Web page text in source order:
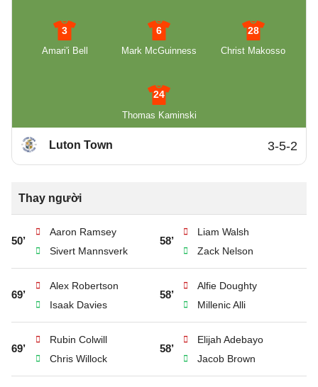
3
Amari'i Bell
6
Mark McGuinness
28
Christ Makosso
24
Thomas Kaminski
Luton Town 3-5-2
Thay người
50’
Aaron Ramsey
Sivert Mannsverk
58’
Liam Walsh
Zack Nelson
69’
Alex Robertson
Isaak Davies
58’
Alfie Doughty
Millenic Alli
69’
Rubin Colwill
Chris Willock
58’
Elijah Adebayo
Jacob Brown